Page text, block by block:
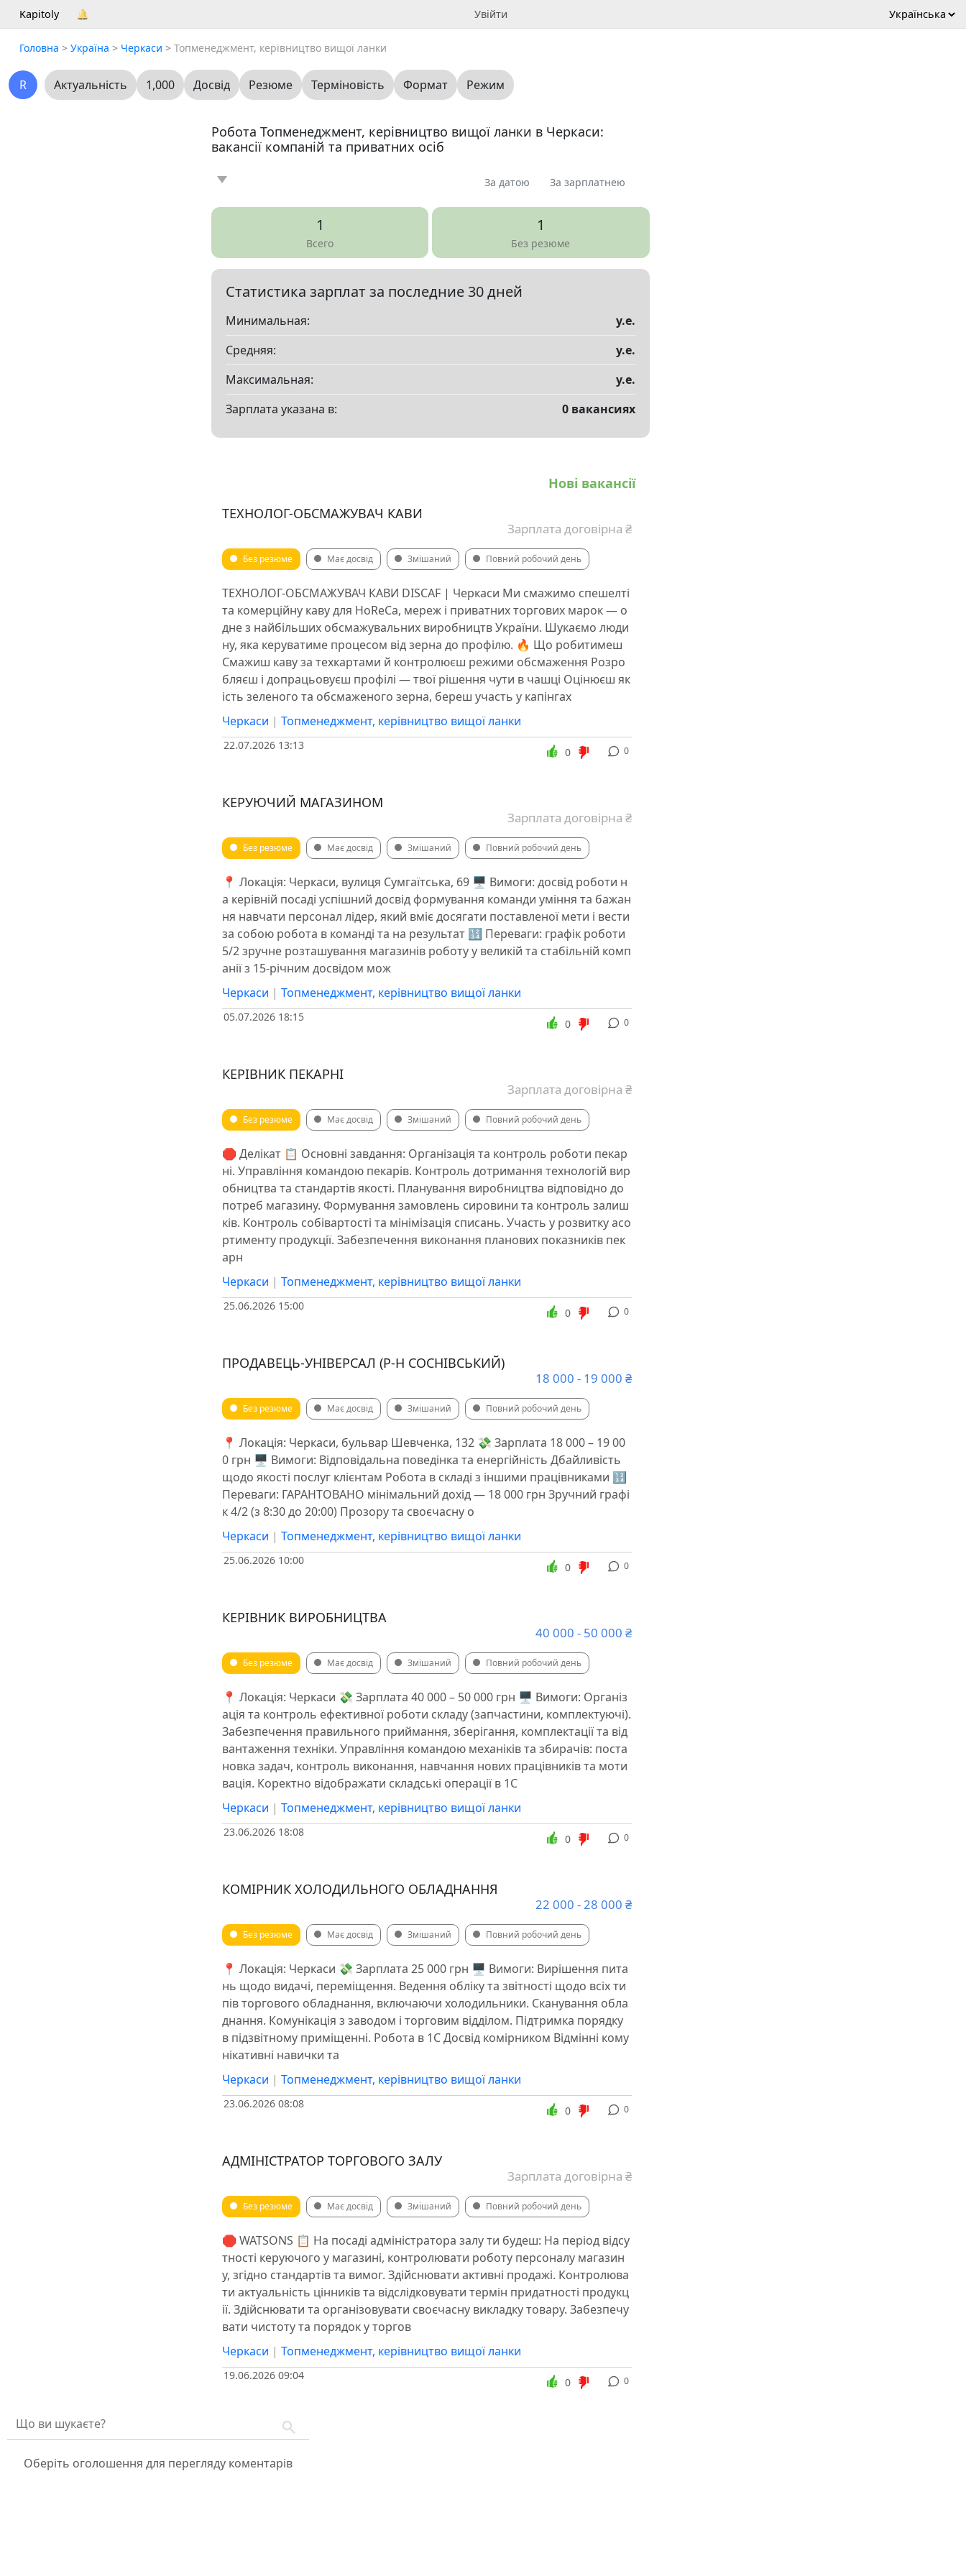
Kapitoly 🔔 Увійти
Головна > Україна > Черкаси > Топменеджмент, керівництво вищої ланки
R Актуальність 1,000 Досвід Резюме Терміновість Формат Режим
Робота Топменеджмент, керівництво вищої ланки в Черкаси:
вакансії компаній та приватних осіб
Новина Стаття Пропоную Шукаю Запитання
Резюме
Показать все разделы
За датою За зарплатнею
1
Всего
1
Без резюме
Статистика зарплат за последние 30 дней
Минимальная:
у.е.
Средняя:
у.е.
Максимальная:
у.е.
Зарплата указана в:
0 вакансиях
Нові вакансії
ТЕХНОЛОГ-ОБСМАЖУВАЧ КАВИ
Зарплата договірна ₴
Без резюме Має досвід Змішаний Повний робочий день
ТЕХНОЛОГ-ОБСМАЖУВАЧ КАВИ DISCAF | Черкаси Ми смажимо спешелті
та комерційну каву для HoReCa, мереж і приватних торгових марок — о
дне з найбільших обсмажувальних виробництв України. Шукаємо люди
ну, яка керуватиме процесом від зерна до профілю. 🔥 Що робитимеш
Смажиш каву за техкартами й контролюєш режими обсмаження Розро
бляєш і допрацьовуєш профілі — твої рішення чути в чашці Оцінюєш як
ість зеленого та обсмаженого зерна, береш участь у капінгах
Черкаси | Топменеджмент, керівництво вищої ланки
22.07.2026 13:13 0
0
КЕРУЮЧИЙ МАГАЗИНОМ
Зарплата договірна ₴
Без резюме Має досвід Змішаний Повний робочий день
📍 Локація: Черкаси, вулиця Сумгаїтська, 69 🖥 Вимоги: досвід роботи н
а керівній посаді успішний досвід формування команди уміння та бажан
ня навчати персонал лідер, який вміє досягати поставленої мети і вести
за собою робота в команді та на результат 🔢 Переваги: графік роботи
5/2 зручне розташування магазинів роботу у великій та стабільній комп
анії з 15-річним досвідом мож
Черкаси | Топменеджмент, керівництво вищої ланки
05.07.2026 18:15 0
0
КЕРІВНИК ПЕКАРНІ
Зарплата договірна ₴
Без резюме Має досвід Змішаний Повний робочий день
🛑 Делікат 📋 Основні завдання: Організація та контроль роботи пекар
ні. Управління командою пекарів. Контроль дотримання технологій вир
обництва та стандартів якості. Планування виробництва відповідно до
потреб магазину. Формування замовлень сировини та контроль залиш
ків. Контроль собівартості та мінімізація списань. Участь у розвитку асо
ртименту продукції. Забезпечення виконання планових показників пек
арн
Черкаси | Топменеджмент, керівництво вищої ланки
25.06.2026 15:00 0
0
ПРОДАВЕЦЬ-УНІВЕРСАЛ (Р-Н СОСНІВСЬКИЙ)
18 000 - 19 000 ₴
Без резюме Має досвід Змішаний Повний робочий день
📍 Локація: Черкаси, бульвар Шевченка, 132 💸 Зарплата 18 000 – 19 00
0 грн 🖥 Вимоги: Відповідальна поведінка та енергійність Дбайливість
щодо якості послуг клієнтам Робота в складі з іншими працівниками 🔢
Переваги: ГАРАНТОВАНО мінімальний дохід — 18 000 грн Зручний графі
к 4/2 (з 8:30 до 20:00) Прозору та своєчасну о
Черкаси | Топменеджмент, керівництво вищої ланки
25.06.2026 10:00 0
0
КЕРІВНИК ВИРОБНИЦТВА
40 000 - 50 000 ₴
Без резюме Має досвід Змішаний Повний робочий день
📍 Локація: Черкаси 💸 Зарплата 40 000 – 50 000 грн 🖥 Вимоги: Організ
ація та контроль ефективної роботи складу (запчастини, комплектуючі).
Забезпечення правильного приймання, зберігання, комплектації та від
вантаження техніки. Управління командою механіків та збирачів: поста
новка задач, контроль виконання, навчання нових працівників та моти
вація. Коректно відображати складські операції в 1С
Черкаси | Топменеджмент, керівництво вищої ланки
23.06.2026 18:08 0
0
КОМІРНИК ХОЛОДИЛЬНОГО ОБЛАДНАННЯ
22 000 - 28 000 ₴
Без резюме Має досвід Змішаний Повний робочий день
📍 Локація: Черкаси 💸 Зарплата 25 000 грн 🖥 Вимоги: Вирішення пита
нь щодо видачі, переміщення. Ведення обліку та звітності щодо всіх ти
пів торгового обладнання, включаючи холодильники. Сканування обла
днання. Комунікація з заводом і торговим відділом. Підтримка порядку
в підзвітному приміщенні. Робота в 1С Досвід комірником Відмінні кому
нікативні навички та
Черкаси | Топменеджмент, керівництво вищої ланки
23.06.2026 08:08 0
0
АДМІНІСТРАТОР ТОРГОВОГО ЗАЛУ
Зарплата договірна ₴
Без резюме Має досвід Змішаний Повний робочий день
🛑 WATSONS 📋 На посаді адміністратора залу ти будеш: На період відсу
тності керуючого у магазині, контролювати роботу персоналу магазин
у, згідно стандартів та вимог. Здійснювати активні продажі. Контролюва
ти актуальність цінників та відслідковувати термін придатності продукц
ії. Здійснювати та організовувати своєчасну викладку товару. Забезпечу
вати чистоту та порядок у торгов
Черкаси | Топменеджмент, керівництво вищої ланки
19.06.2026 09:04 0
0
Оберіть оголошення для перегляду коментарів